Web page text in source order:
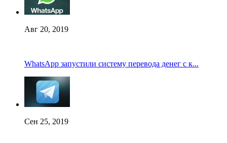
Авг 20, 2019
WhatsApp запустили систему перевода денег с к...
Сен 25, 2019